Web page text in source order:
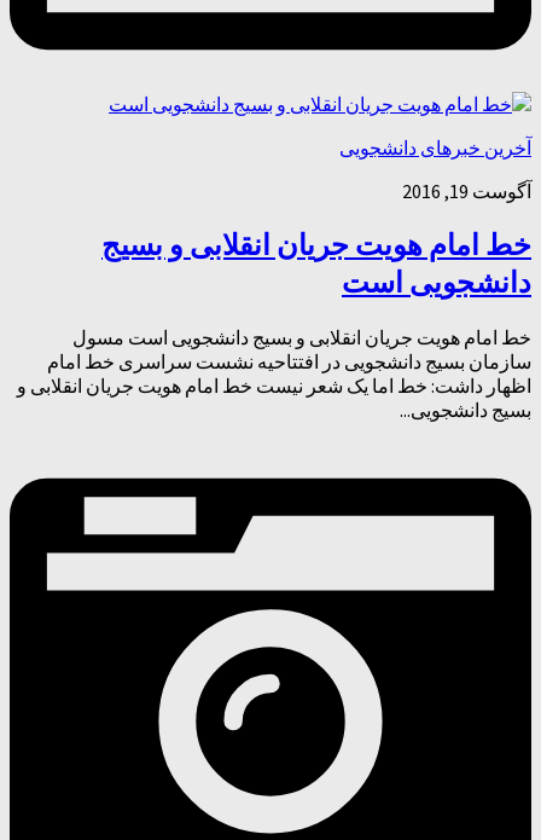
آخرین خبرهای دانشجویی
آگوست 19, 2016
خط امام هویت جریان انقلابی و بسیج
دانشجویی است
خط امام هویت جریان انقلابی و بسیج دانشجویی است مسول
سازمان بسیج دانشجویی در افتتاحیه نشست سراسری خط امام
اظهار داشت: خط اما یک شعر نیست خط امام هویت جریان انقلابی و
بسیج دانشجویی...